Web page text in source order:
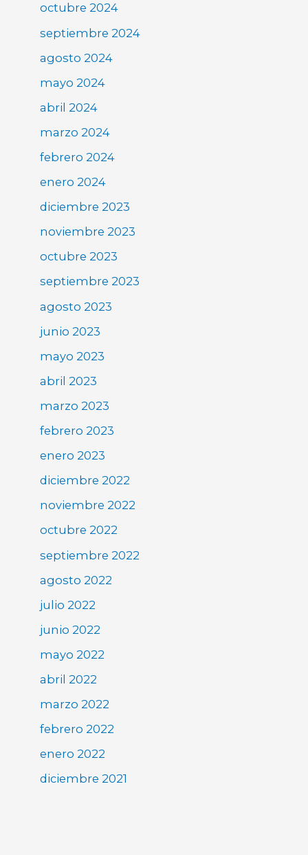
octubre 2024
septiembre 2024
agosto 2024
mayo 2024
abril 2024
marzo 2024
febrero 2024
enero 2024
diciembre 2023
noviembre 2023
octubre 2023
septiembre 2023
agosto 2023
junio 2023
mayo 2023
abril 2023
marzo 2023
febrero 2023
enero 2023
diciembre 2022
noviembre 2022
octubre 2022
septiembre 2022
agosto 2022
julio 2022
junio 2022
mayo 2022
abril 2022
marzo 2022
febrero 2022
enero 2022
diciembre 2021